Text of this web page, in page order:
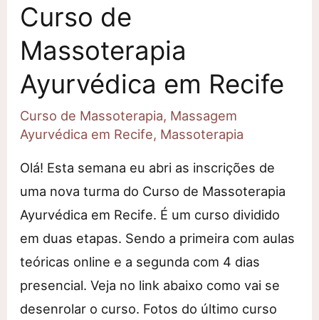
Curso de
Massoterapia
Ayurvédica em Recife
Curso de Massoterapia, Massagem
Ayurvédica em Recife, Massoterapia
Olá! Esta semana eu abri as inscrições de
uma nova turma do Curso de Massoterapia
Ayurvédica em Recife. É um curso dividido
em duas etapas. Sendo a primeira com aulas
teóricas online e a segunda com 4 dias
presencial. Veja no link abaixo como vai se
desenrolar o curso. Fotos do último curso